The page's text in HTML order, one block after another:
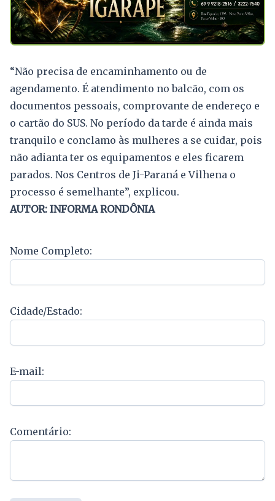
“Não precisa de encaminhamento ou de
agendamento. É atendimento no balcão, com os
documentos pessoais, comprovante de endereço e
o cartão do SUS. No período da tarde é ainda mais
tranquilo e conclamo às mulheres a se cuidar, pois
não adianta ter os equipamentos e eles ficarem
parados. Nos Centros de Ji-Paraná e Vilhena o
processo é semelhante”, explicou.
AUTOR: INFORMA RONDÔNIA
Nome Completo:
Cidade/Estado:
E-mail:
Comentário: